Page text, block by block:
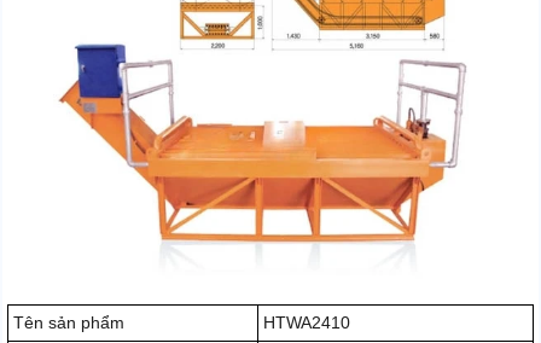
Tên sản phẩm
HTWA2410